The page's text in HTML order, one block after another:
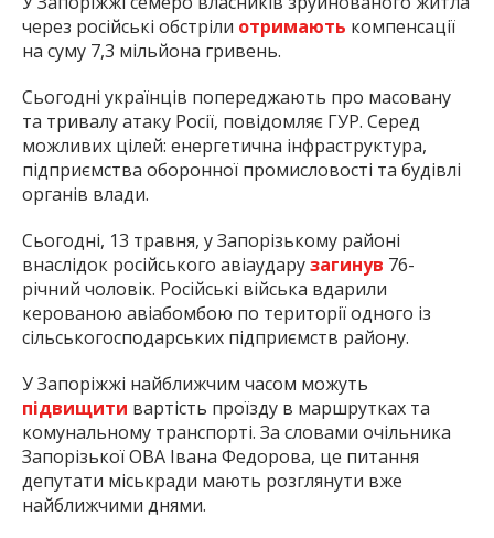
через російські обстріли отримають компенсації
на суму 7,3 мільйона гривень.
Сьогодні українців попереджають про масовану
та тривалу атаку Росії, повідомляє ГУР. Серед
можливих цілей: енергетична інфраструктура,
підприємства оборонної промисловості та будівлі
органів влади.
Сьогодні, 13 травня, у Запорізькому районі
внаслідок російського авіаударузагинув 76-
річний чоловік. Російські війська вдарили
керованою авіабомбою по території одного із
сільськогосподарських підприємств району.
У Запоріжжі найближчим часом можуть
підвищити вартість проїзду в маршрутках та
комунальному транспорті. За словами очільника
Запорізької ОВА Івана Федорова, це питання
депутати міськради мають розглянути вже
найближчими днями.